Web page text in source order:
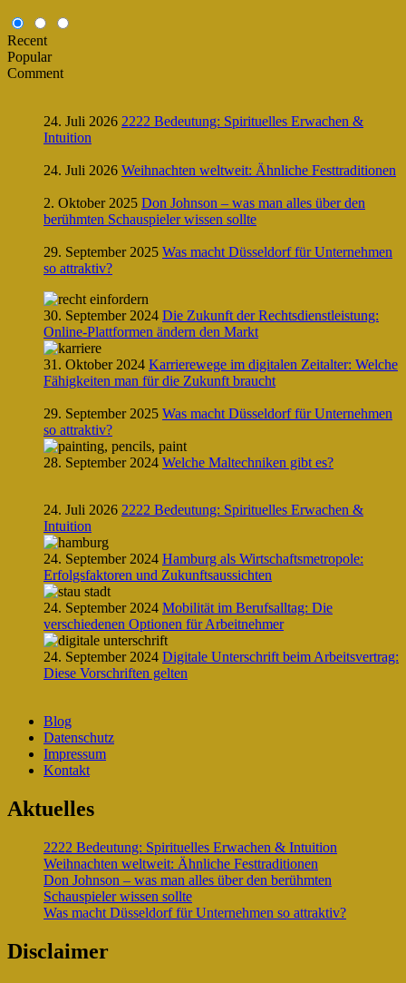
Recent
Popular
Comment
24. Juli 2026 2222 Bedeutung: Spirituelles Erwachen &
Intuition
24. Juli 2026 Weihnachten weltweit: Ähnliche Festtraditionen
2. Oktober 2025 Don Johnson – was man alles über den
berühmten Schauspieler wissen sollte
29. September 2025 Was macht Düsseldorf für Unternehmen
so attraktiv?
30. September 2024 Die Zukunft der Rechtsdienstleistung:
Online-Plattformen ändern den Markt
31. Oktober 2024 Karrierewege im digitalen Zeitalter: Welche
Fähigkeiten man für die Zukunft braucht
29. September 2025 Was macht Düsseldorf für Unternehmen
so attraktiv?
28. September 2024 Welche Maltechniken gibt es?
24. Juli 2026 2222 Bedeutung: Spirituelles Erwachen &
Intuition
24. September 2024 Hamburg als Wirtschaftsmetropole:
Erfolgsfaktoren und Zukunftsaussichten
24. September 2024 Mobilität im Berufsalltag: Die
verschiedenen Optionen für Arbeitnehmer
24. September 2024 Digitale Unterschrift beim Arbeitsvertrag:
Diese Vorschriften gelten
Blog
Datenschutz
Impressum
Kontakt
Aktuelles
2222 Bedeutung: Spirituelles Erwachen & Intuition
Weihnachten weltweit: Ähnliche Festtraditionen
Don Johnson – was man alles über den berühmten
Schauspieler wissen sollte
Was macht Düsseldorf für Unternehmen so attraktiv?
Disclaimer